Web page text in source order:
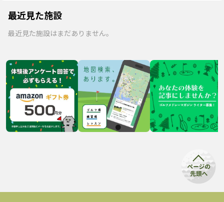
最近見た施設
最近見た施設はまだありません。